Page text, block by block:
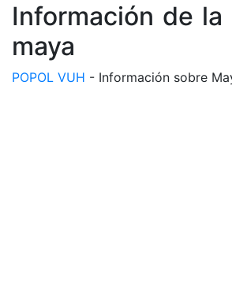
Información de la
maya
POPOL VUH - Información sobre